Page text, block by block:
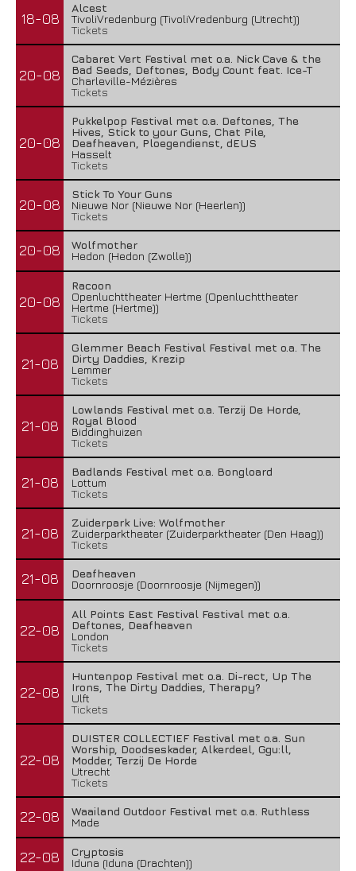
18-08
Alcest
TivoliVredenburg (TivoliVredenburg (Utrecht))
Tickets
20-08
Cabaret Vert Festival met o.a. Nick Cave & the
Bad Seeds, Deftones, Body Count feat. Ice-T
Charleville-Mézières
Tickets
20-08
Pukkelpop Festival met o.a. Deftones, The
Hives, Stick to your Guns, Chat Pile,
Deafheaven, Ploegendienst, dEUS
Hasselt
Tickets
20-08
Stick To Your Guns
Nieuwe Nor (Nieuwe Nor (Heerlen))
Tickets
20-08
Wolfmother
Hedon (Hedon (Zwolle))
20-08
Racoon
Openluchttheater Hertme (Openluchttheater
Hertme (Hertme))
Tickets
21-08
Glemmer Beach Festival Festival met o.a. The
Dirty Daddies, Krezip
Lemmer
Tickets
21-08
Lowlands Festival met o.a. Terzij De Horde,
Royal Blood
Biddinghuizen
Tickets
21-08
Badlands Festival met o.a. Bongloard
Lottum
Tickets
21-08
Zuiderpark Live: Wolfmother
Zuiderparktheater (Zuiderparktheater (Den Haag))
Tickets
21-08
Deafheaven
Doornroosje (Doornroosje (Nijmegen))
22-08
All Points East Festival Festival met o.a.
Deftones, Deafheaven
London
Tickets
22-08
Huntenpop Festival met o.a. Di-rect, Up The
Irons, The Dirty Daddies, Therapy?
Ulft
Tickets
22-08
DUISTER COLLECTIEF Festival met o.a. Sun
Worship, Doodseskader, Alkerdeel, Ggu:ll,
Modder, Terzij De Horde
Utrecht
Tickets
22-08
Waailand Outdoor Festival met o.a. Ruthless
Made
22-08
Cryptosis
Iduna (Iduna (Drachten))